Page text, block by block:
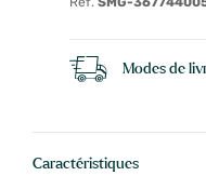
Modes de
Caractéristiques